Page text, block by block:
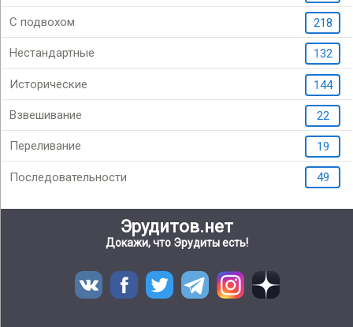
С подвохом 218
Нестандартные 132
Исторические 144
Взвешивание 22
Переливание 19
Последовательности 49
Эрудитов.нет
Докажи, что Эрудиты есть!